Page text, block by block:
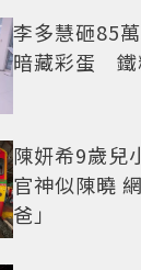
李多慧砸85
暗藏彩蛋 鐵
陳妍希9歲兒
官神似陳曉
爸」